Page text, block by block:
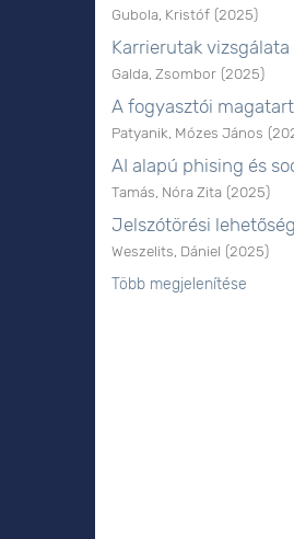
Gubola, Kristóf (2025)
Karrierutak
Galda, Zsombor (2025)
A fogyasztói
Patyanik, Mózes János (
AI alapú phising és
Tamás, Nóra Zita (2025)
Jelszótörési
Weszelits, Dániel (2025)
Több megjelenítése